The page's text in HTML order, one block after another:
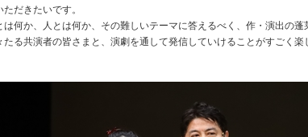
だきたいです。
は何か、人とは何か、その難しいテーマに答えるべく、作・演出の蓬
たる共演者の皆さまと、演劇を通して発信していけることがすごく楽